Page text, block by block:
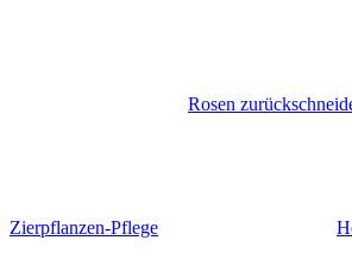
Rosen
Zierpflanzen-Pflege